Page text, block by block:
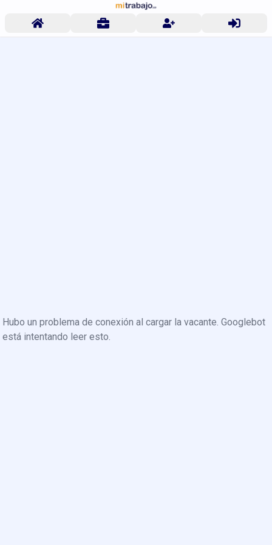
Hubo un problema de conexión al cargar la vacante. Googlebot
está intentando leer esto.